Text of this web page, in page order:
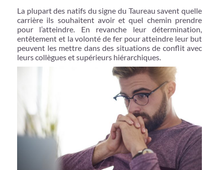
La plupart des natifs du signe du Taureau savent quelle
carrière ils souhaitent avoir et quel chemin prendre
pour l’atteindre. En revanche leur détermination,
entêtement et la volonté de fer pour atteindre leur but
peuvent les mettre dans des situations de conflit avec
leurs collègues et supérieurs hiérarchiques.